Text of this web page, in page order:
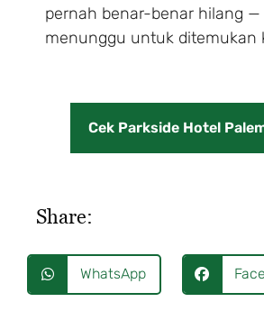
pernah benar-benar hilang
menunggu untuk ditemukan
Cek Parkside Hotel
Share:
WhatsApp